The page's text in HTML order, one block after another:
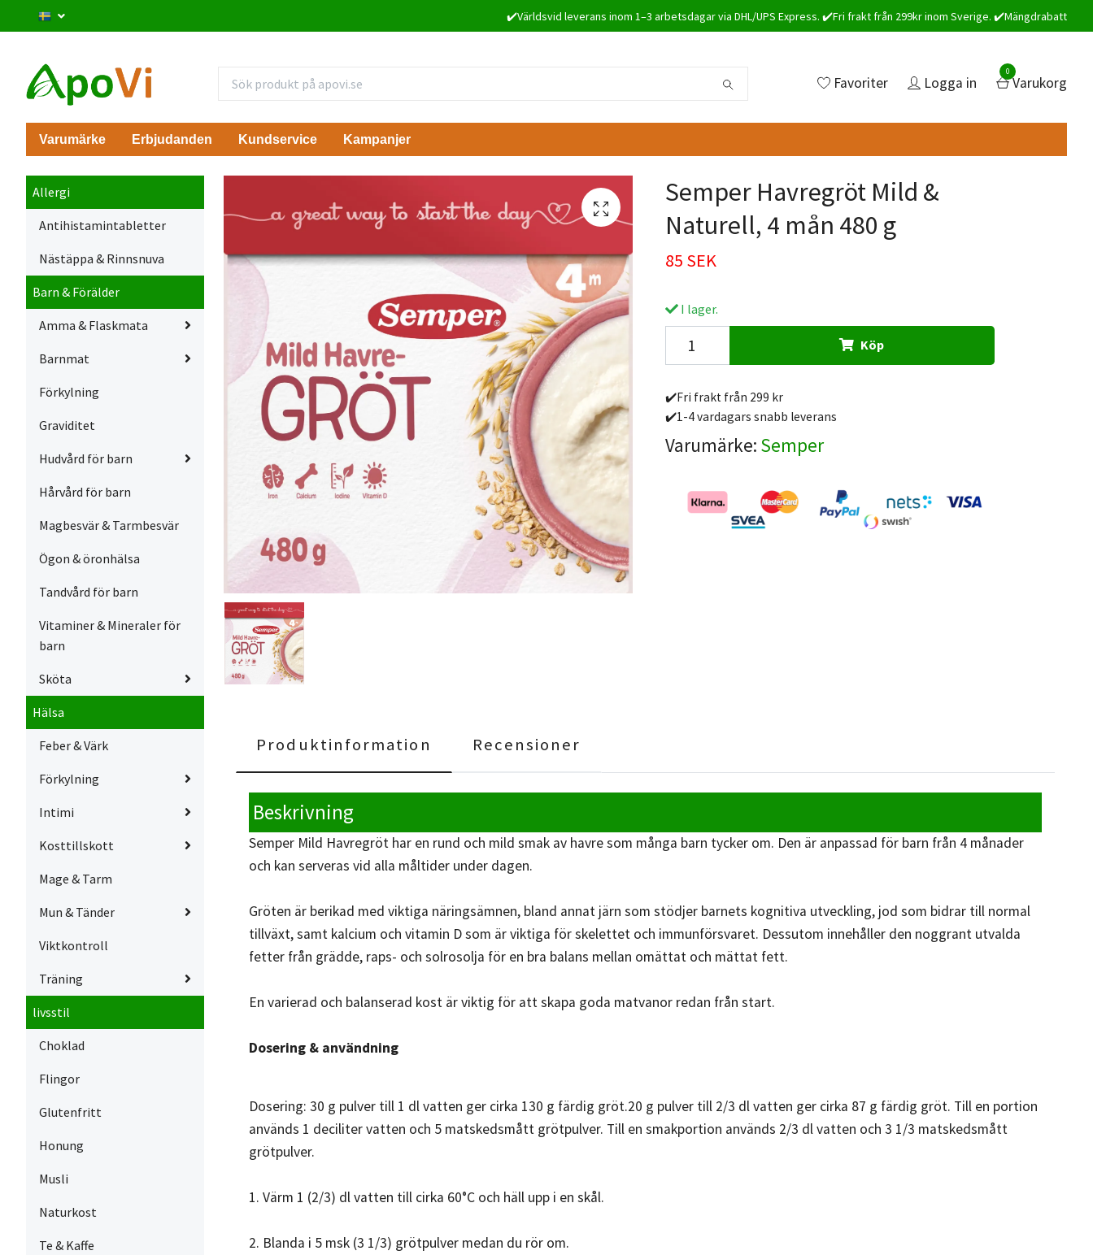
✔️Världsvid leverans inom 1–3 arbetsdagar via DHL/UPS Express. ✔️Fri frakt från 299kr inom Sverige. ✔️Mängdrabatt
Favoriter Logga in
0
Varukorg
Varumärke Erbjudanden Kundservice Kampanjer
Allergi
Antihistamintabletter
Nästäppa & Rinnsnuva
Barn & Förälder
Amma & Flaskmata
Barnmat
Förkylning
Graviditet
Hudvård för barn
Hårvård för barn
Magbesvär & Tarmbesvär
Ögon & öronhälsa
Tandvård för barn
Vitaminer & Mineraler för
barn
Sköta
Hälsa
Feber & Värk
Förkylning
Intimi
Kosttillskott
Mage & Tarm
Mun & Tänder
Viktkontroll
Träning
livsstil
Choklad
Flingor
Glutenfritt
Honung
Musli
Naturkost
Te & Kaffe
Semper Havregröt Mild &
Naturell, 4 mån 480 g
85 SEK
I lager.
Köp
✔️Fri frakt från 299 kr
✔️1-4 vardagars snabb leverans
Varumärke: Semper
Produktinformation Recensioner
Beskrivning
Semper Mild Havregröt har en rund och mild smak av havre som många barn tycker om. Den är anpassad för barn från 4 månader
och kan serveras vid alla måltider under dagen.
Gröten är berikad med viktiga näringsämnen, bland annat järn som stödjer barnets kognitiva utveckling, jod som bidrar till normal
tillväxt, samt kalcium och vitamin D som är viktiga för skelettet och immunförsvaret. Dessutom innehåller den noggrant utvalda
fetter från grädde, raps- och solrosolja för en bra balans mellan omättat och mättat fett.
En varierad och balanserad kost är viktig för att skapa goda matvanor redan från start.
Dosering & användning
Dosering: 30 g pulver till 1 dl vatten ger cirka 130 g färdig gröt.20 g pulver till 2/3 dl vatten ger cirka 87 g färdig gröt. Till en portion
används 1 deciliter vatten och 5 matskedsmått grötpulver. Till en smakportion används 2/3 dl vatten och 3 1/3 matskedsmått
grötpulver.
1. Värm 1 (2/3) dl vatten till cirka 60°C och häll upp i en skål.
2. Blanda i 5 msk (3 1/3) grötpulver medan du rör om.